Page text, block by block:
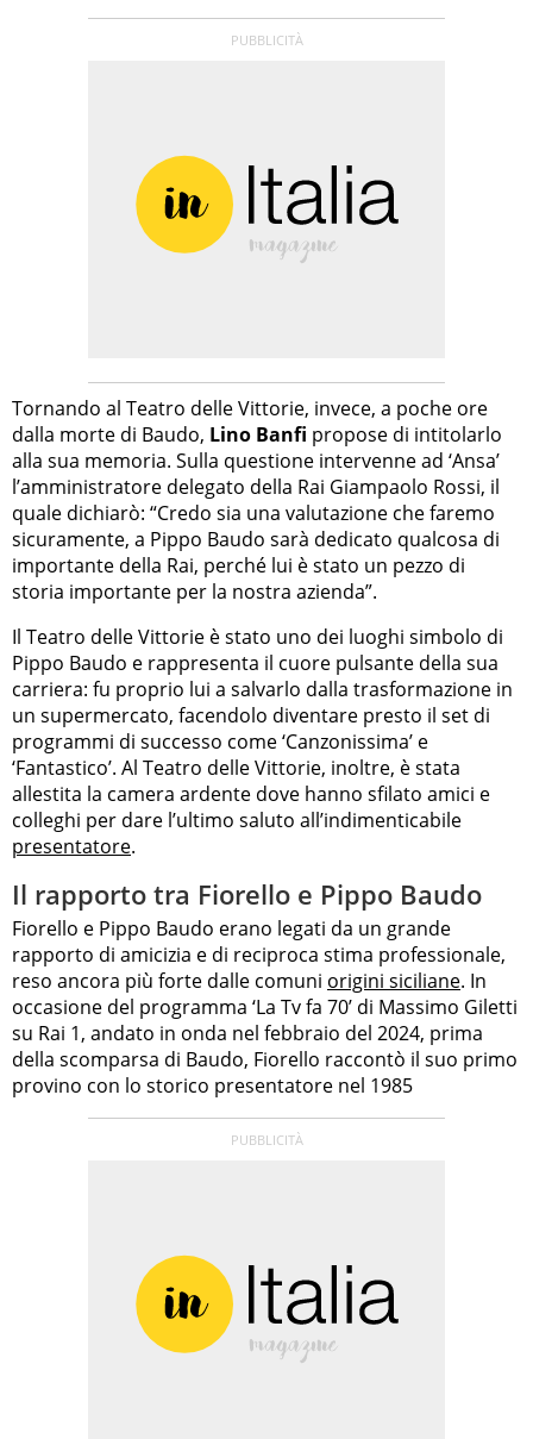
Tornando al Teatro delle Vittorie, invece, a poche ore
dalla morte di Baudo, Lino Banfi propose di intitolarlo
alla sua memoria. Sulla questione intervenne ad ‘Ansa’
l’amministratore delegato della Rai Giampaolo Rossi, il
quale dichiarò: “Credo sia una valutazione che faremo
sicuramente, a Pippo Baudo sarà dedicato qualcosa di
importante della Rai, perché lui è stato un pezzo di
storia importante per la nostra azienda”.
Il Teatro delle Vittorie è stato uno dei luoghi simbolo di
Pippo Baudo e rappresenta il cuore pulsante della sua
carriera: fu proprio lui a salvarlo dalla trasformazione in
un supermercato, facendolo diventare presto il set di
programmi di successo come ‘Canzonissima’ e
‘Fantastico’. Al Teatro delle Vittorie, inoltre, è stata
allestita la camera ardente dove hanno sfilato amici e
colleghi per dare l’ultimo saluto all’indimenticabile
presentatore.
Il rapporto tra Fiorello e Pippo Baudo
Fiorello e Pippo Baudo erano legati da un grande
rapporto di amicizia e di reciproca stima professionale,
reso ancora più forte dalle comuni origini siciliane. In
occasione del programma ‘La Tv fa 70’ di Massimo Giletti
su Rai 1, andato in onda nel febbraio del 2024, prima
della scomparsa di Baudo, Fiorello raccontò il suo primo
provino con lo storico presentatore nel 1985